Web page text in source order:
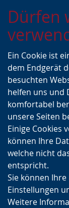
Dürfen
Ein Cookie ist
dem Endgerät
besuchten
helfen uns
komfortabel
unsere Seiten
Einige Cookies
können Ihre
welche nicht
entspricht.
Sie können
Einstellungen
Weitere